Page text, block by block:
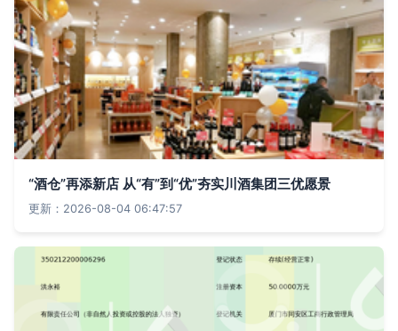
“酒仓”再添新店 从“有”到“优”夯实川酒集团三优愿景
更新：2026-08-04 06:47:57